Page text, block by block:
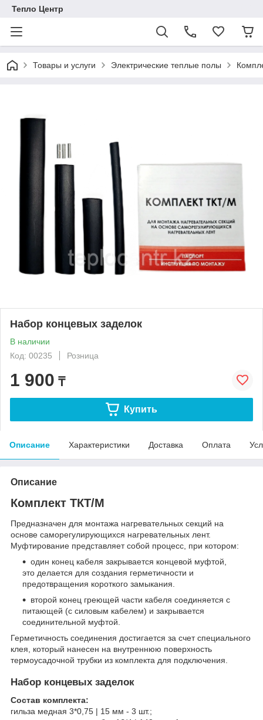
Тепло Центр
Товары и услуги Электрические теплые полы
Набор концевых заделок
В наличии
Код: 00235
Розница
1 900 ₸
Купить
Описание Характеристики Доставка Оплата
Описание
Комплект ТКТ/М
Предназначен для монтажа нагревательных секций на
основе саморегулирующихся нагревательных лент.
Муфтирование представляет собой процесс, при котором:
один конец кабеля закрывается концевой муфтой,
это делается для создания герметичности и
предотвращения короткого замыкания.
второй конец греющей части кабеля соединяется с
питающей (с силовым кабелем) и закрывается
соединительной муфтой.
Герметичность соединения достигается за счет специального
клея, который нанесен на внутреннюю поверхность
термоусадочной трубки из комплекта для подключения.
Набор концевых заделок
Состав комплекта:
гильза медная 3*0,75 | 15 мм - 3 шт.;